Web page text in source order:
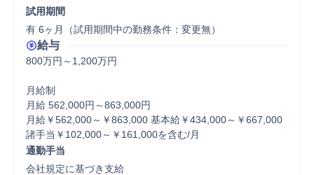
試用期間
有 6ヶ月（試用期間中の勤務条件：変更無）
給与
800万円～1,200万円
月給制
月給 562,000円～863,000円
月給￥562,000～￥863,000 基本給￥434,000～￥667,000
諸手当￥102,000～￥161,000を含む/月
通勤手当
会社規定に基づき支給